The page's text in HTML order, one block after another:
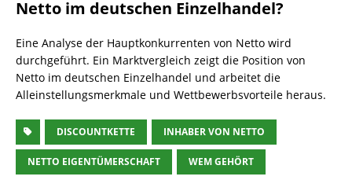
Netto im deutschen Einzelhandel?
Eine Analyse der Hauptkonkurrenten von Netto wird
durchgeführt. Ein Marktvergleich zeigt die Position von
Netto im deutschen Einzelhandel und arbeitet die
Alleinstellungsmerkmale und Wettbewerbsvorteile heraus.
DISCOUNTKETTE INHABER VON NETTO
NETTO EIGENTÜMERSCHAFT WEM GEHÖRT